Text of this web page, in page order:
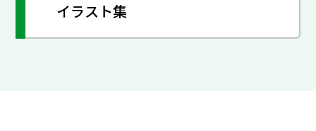
イラスト集